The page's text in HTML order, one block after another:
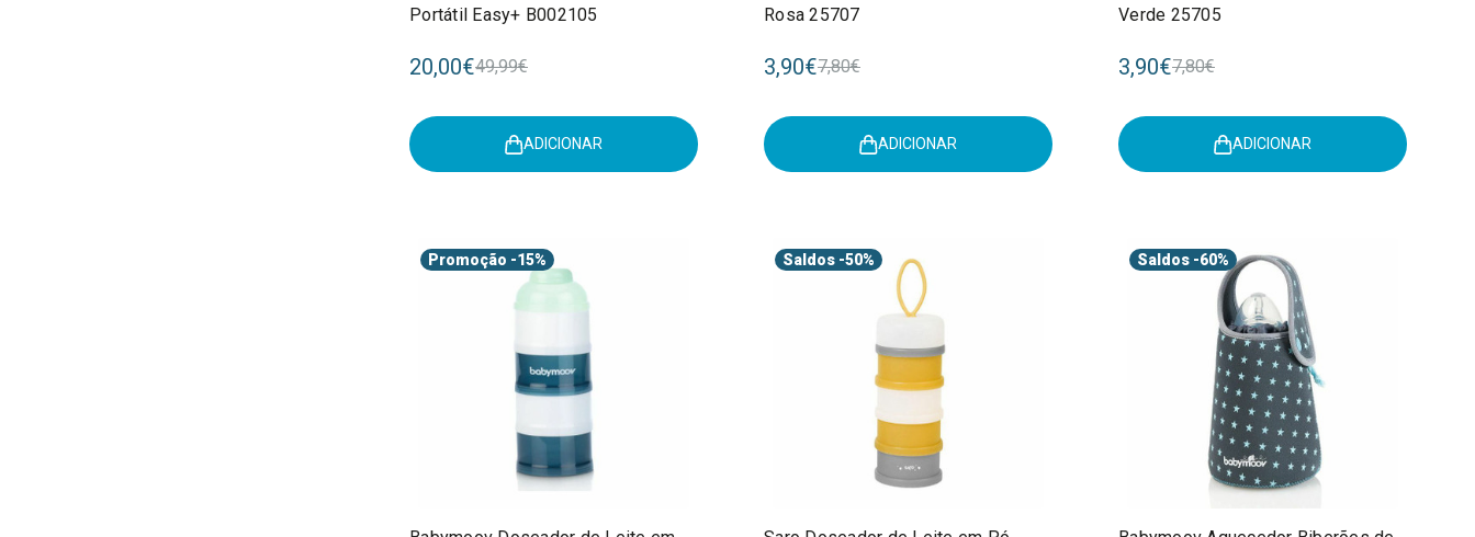
Portátil Easy+ B002105
20,00€49,99€
ADICIONAR
Rosa 25707
3,90€7,80€
ADICIONAR
Verde 25705
3,90€7,80€
ADICIONAR
Promoção -15% Saldos -50% Saldos -60%